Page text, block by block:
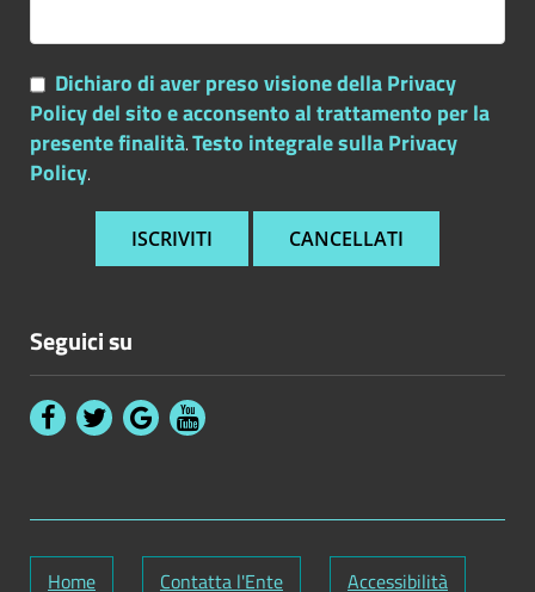
Dichiaro di aver preso visione della Privacy
Policy del sito e acconsento al trattamento per la
presente finalità.Testo integrale sulla Privacy
Policy.
Seguici su
Home Contatta l'Ente Accessibilità